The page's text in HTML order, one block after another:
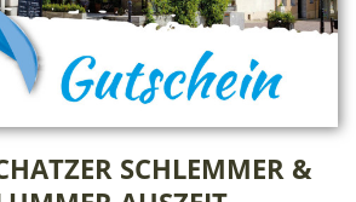
SCHLEMMER &